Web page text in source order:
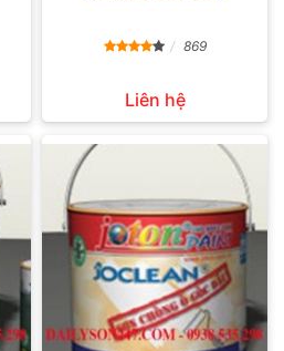
869
Liên hệ